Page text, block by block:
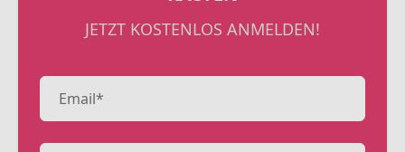
JETZT KOSTENLOS ANMELDEN!